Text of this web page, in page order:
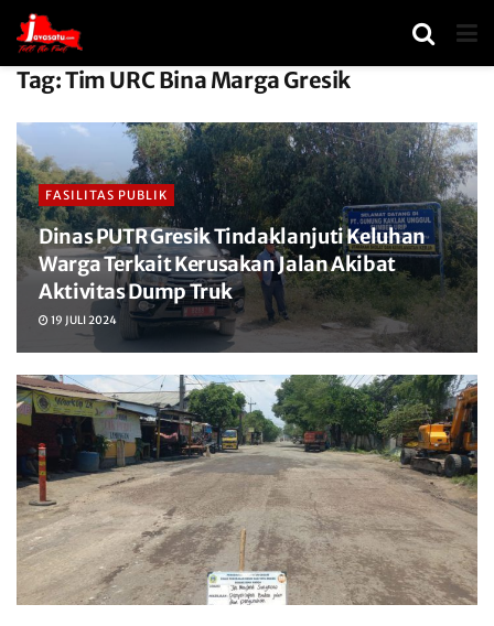
Tag:Tim URC Bina Marga Gresik
FASILITAS PUBLIK
Dinas PUTR Gresik Tindaklanjuti Keluhan
Warga Terkait Kerusakan Jalan Akibat
Aktivitas Dump Truk
19 JULI 2024